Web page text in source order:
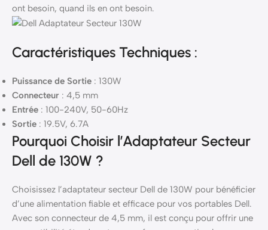
ont besoin, quand ils en ont besoin.
Caractéristiques Techniques :
Puissance de Sortie : 130W
Connecteur : 4,5 mm
Entrée : 100-240V, 50-60Hz
Sortie : 19.5V, 6.7A
Pourquoi Choisir l’Adaptateur Secteur
Dell de 130W ?
Choisissez l’adaptateur secteur Dell de 130W pour bénéficier
d’une alimentation fiable et efficace pour vos portables Dell.
Avec son connecteur de 4,5 mm, il est conçu pour offrir une